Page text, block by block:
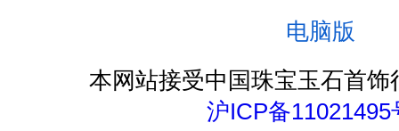
电脑版
本网站接受中国珠宝玉石首饰
沪ICP备11021495